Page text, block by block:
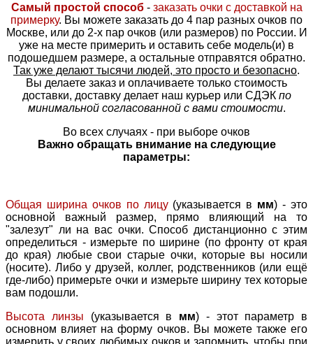
Самый простой способ- заказать очки с доставкой на
примерку. Вы можете заказать до 4 пар разных очков по
Москве, или до 2-х пар очков (или размеров) по России. И
уже на месте примерить и оставить себе модель(и) в
подошедшем размере, а остальные отправятся обратно.
Так уже делают тысячи людей, это просто и безопасно.
Вы делаете заказ и оплачиваете только стоимость
доставки, доставку делает наш курьер или СДЭК по
минимальной согласованной с вами стоимости.
Во всех случаях - при выборе очков
Важно обращать внимание на следующие
параметры:
Общая ширина очков по лицу(указывается в мм) - это
основной важный размер, прямо влияющий на то
"залезут" ли на вас очки. Способ дистанционно с этим
определиться - измерьте по ширине (по фронту от края
до края) любые свои старые очки, которые вы носили
(носите). Либо у друзей, коллег, родственников (или ещё
где-либо) примерьте очки и измерьте ширину тех которые
вам подошли.
Высота линзы (указывается в мм) - этот параметр в
основном влияет на форму очков. Вы можете также его
измерить у своих любимых очков и запомнить, чтобы при